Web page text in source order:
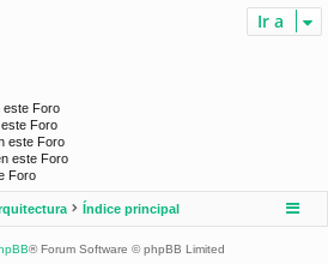
Ir a
este Foro
Foro
este Foro
este Foro
Foro
Índice principal
® Forum Software © phpBB Limited